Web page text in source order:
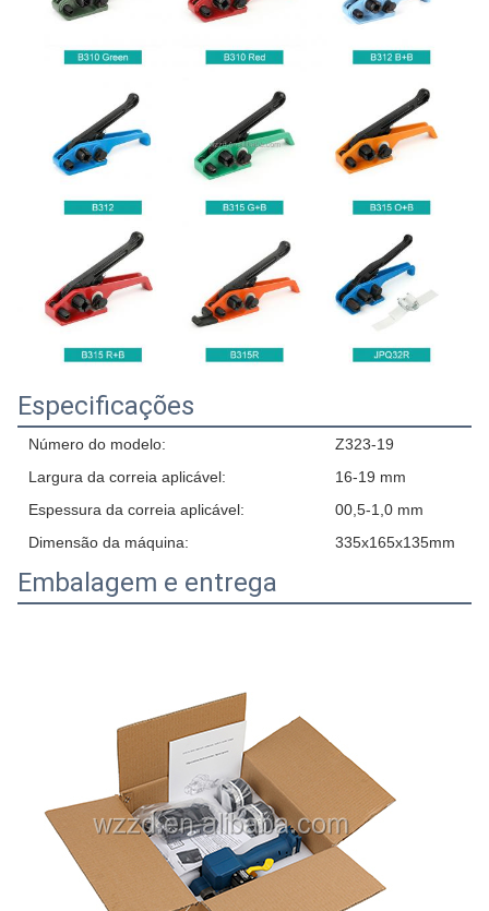
Especificações
Número do modelo:
Z323-19
Largura da correia aplicável:
16-19 mm
Espessura da correia aplicável:
00,5-1,0 mm
Dimensão da máquina:
335x165x135mm
Embalagem e entrega